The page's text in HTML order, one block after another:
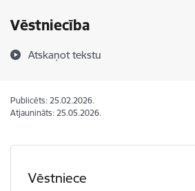
Vēstniecība
Atskaņot tekstu
Publicēts: 25.02.2026.
Atjaunināts: 25.05.2026.
Vēstniece